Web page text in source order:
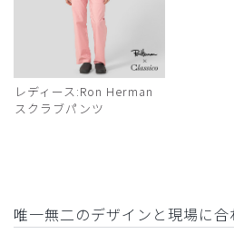
レディース:Ron Herman
スクラブパンツ
唯一無二のデザインと現場に